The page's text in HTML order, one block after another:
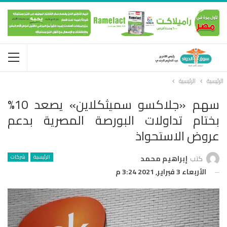
الرئيسية الرئيسية
سهم «جلاكسو سميثكلاين» يصعد 10%
بختام تداولات البورصة المصرية بدعم
عروض الاستحواذ
الرئيسية شركات كتب إبراهيم محمد
الأربعاء 3 فبراير, 2021 3:24 م